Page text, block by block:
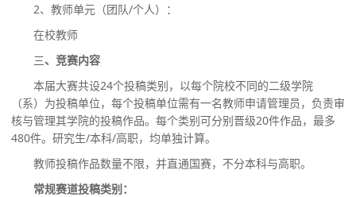
2、教师单元（团队/个人）：
在校教师
三、竞赛内容
本届大赛共设24个投稿类别，以每个院校不同的二级学院
（系）为投稿单位，每个投稿单位需有一名教师申请管理员，负责审
核与管理其学院的投稿作品。每个类别可分别晋级20件作品，最多
480件。研究生/本科/高职，均单独计算。
教师投稿作品数量不限，并直通国赛，不分本科与高职。
常规赛道投稿类别：